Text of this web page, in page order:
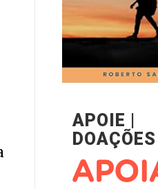
APOIE |
DOAÇÕES